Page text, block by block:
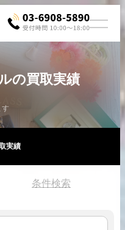
の買取実績
す
実績
条件検索